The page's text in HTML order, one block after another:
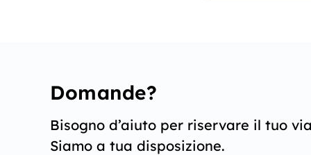
Domande?
Bisogno d’aiuto per riservare il tuo
Siamo a tua disposizione.